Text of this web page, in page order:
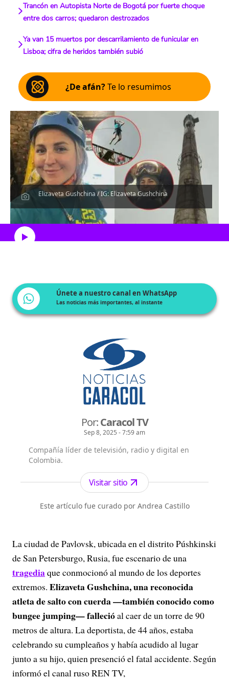
Trancón en Autopista Norte de Bogotá por fuerte choque
entre dos carros; quedaron destrozados
Ya van 15 muertos por descarrilamiento de funicular en
Lisboa; cifra de heridos también subió
¿De afán?Te lo resumimos
Elizaveta Gushchina / IG: Elizaveta Gushchina
Escucha el artículo
Únete a nuestro canal en WhatsApp
Las noticias más importantes, al instante
Por:Caracol TV
Sep 8, 2025 - 7:59 am
Compañía líder de televisión, radio y digital en
Colombia.
Visitar sitio
Este artículo fue curado por Andrea Castillo
La ciudad de Pavlovsk, ubicada en el distrito Púshkinski
de San Petersburgo, Rusia, fue escenario de una
tragediaque conmocionó al mundo de los deportes
extremos. Elizaveta Gushchina, una reconocida
atleta de salto con cuerda —también conocido como
bungee jumping— fallecióal caer de un torre de 90
metros de altura. La deportista, de 44 años, estaba
celebrando su cumpleaños y había acudido al lugar
junto a su hijo, quien presenció el fatal accidente. Según
informó el canal ruso REN TV,